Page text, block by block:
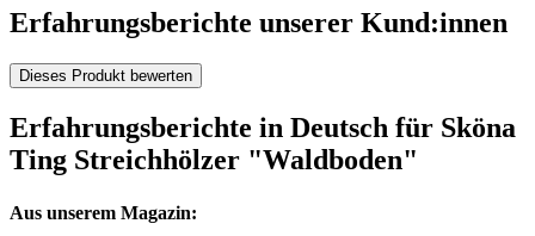
Erfahrungsberichte unserer Kund:innen
Dieses Produkt bewerten
Erfahrungsberichte in Deutsch für Sköna
Ting Streichhölzer "Waldboden"
Aus unserem Magazin: